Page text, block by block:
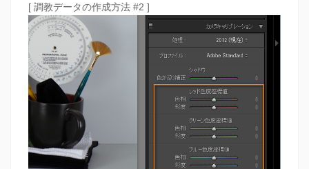
[ 調教データの作成方法 #2 ]